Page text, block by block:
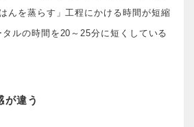
んを蒸らす」工程にかける時間が短縮
ルの時間を20～25分に短くしている
が違う